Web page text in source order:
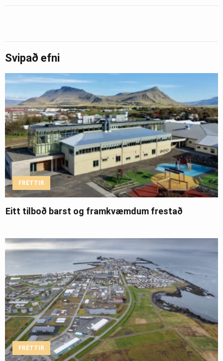
Svipað efni
FRÉTTIR
Eitt tilboð barst og framkvæmdum frestað
FRÉTTIR